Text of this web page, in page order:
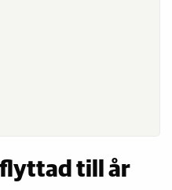
till år